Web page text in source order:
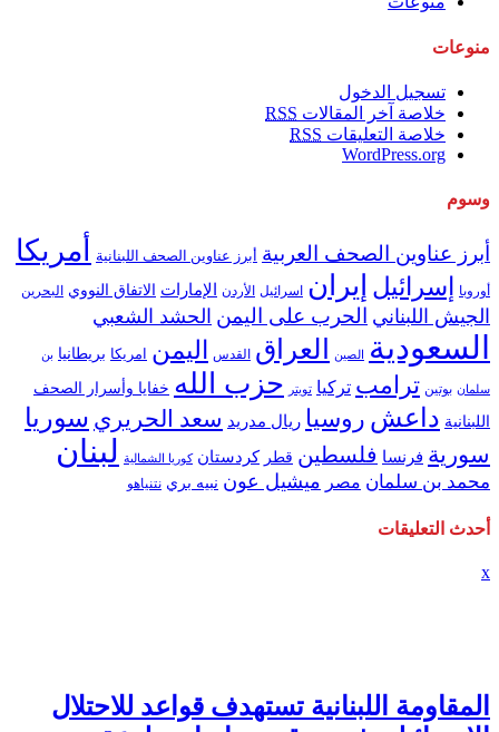
منوعات
تسجيل الدخول
خلاصة آخر المقالات RSS
خلاصة التعليقات RSS
WordPress.org
وسوم
أبرز عناوين الصحف العربية أبرز عناوين الصحف اللبنانية أمريكا
أوروبا إسرائيل إيران اسرائيل الأردن الإمارات الاتفاق النووي البحرين
الجيش اللبناني الحرب على اليمن الحشد الشعبي
السعودية الصين العراق القدس اليمن امريكا بريطانيا بن
سلمان بوتين ترامب تركيا تويتر حزب الله خفايا وأسرار الصحف
اللبنانية داعش روسيا ريال مدريد سعد الحريري سوريا
سورية فرنسا فلسطين قطر كردستان كوريا الشمالية لبنان
محمد بن سلمان مصر ميشيل عون نبيه بري نتنياهو
أحدث التعليقات
x
المقاومة اللبنانية تستهدف قواعد للاحتلال